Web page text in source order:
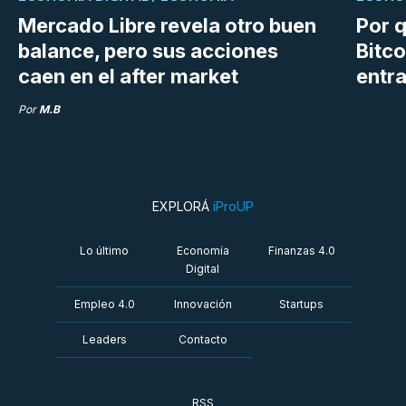
Mercado Libre revela otro buen
balance, pero sus acciones
caen en el after market
Por M.B
Por
EXPLORÁ iProUP
Lo último
Economía
Digital
Finanzas 4.0
Empleo 4.0 Innovación Startups
Leaders Contacto
RSS